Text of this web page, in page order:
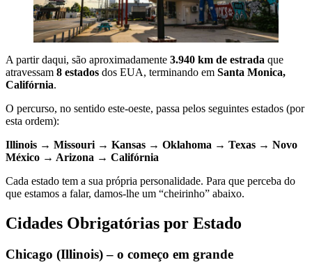
A partir daqui, são aproximadamente 3.940 km de estrada que
atravessam 8 estados dos EUA, terminando em Santa Monica,
Califórnia.
O percurso, no sentido este-oeste, passa pelos seguintes estados (por
esta ordem):
Illinois → Missouri → Kansas → Oklahoma → Texas → Novo
México → Arizona → Califórnia
Cada estado tem a sua própria personalidade. Para que perceba do
que estamos a falar, damos-lhe um “cheirinho” abaixo.
Cidades Obrigatórias por Estado
Chicago (Illinois) – o começo em grande